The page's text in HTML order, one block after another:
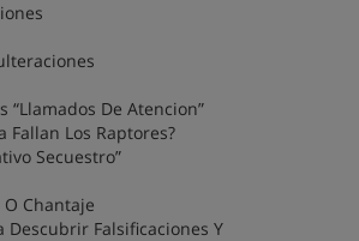
“Llamados De Atencion”
Fallan Los Raptores?
Secuestro”
Chantaje
Descubrir Falsificaciones Y